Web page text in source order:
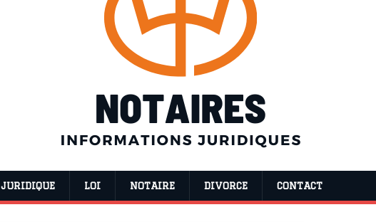
JURIDIQUE LOI NOTAIRE DIVORCE CONTACT